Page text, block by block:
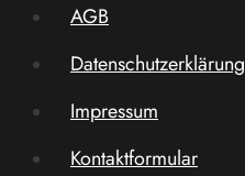
AGB
Datenschutzerklärung
Impressum
Kontaktformular